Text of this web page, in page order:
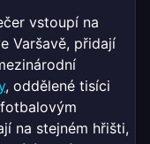
vstoupí na
Varšavě, přidají
, oddělené tisíci
na stejném hřišti,